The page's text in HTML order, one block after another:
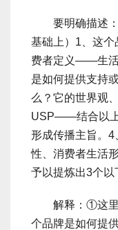
要明确描述：
基础上）1、这
费者定义――生
是如何提供支持
么？它的世界观
USP――结合以上
形成传播主旨。
性、消费者生活
予以提炼出3个以
解释：①这里
个品牌是如何提